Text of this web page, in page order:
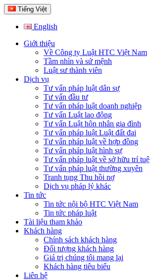
Tiếng Việt
English
Giới thiệu
Về Công ty Luật HTC Việt Nam
Tầm nhìn và sứ mệnh
Luật sư thành viên
Dịch vụ
Tư vấn pháp luật dân sự
Tư vấn đầu tư
Tư vấn pháp luật doanh nghiệp
Tư vấn Luật lao động
Tư vấn Luật hôn nhân gia đình
Tư vấn pháp luật Luật đất đai
Tư vấn pháp luật về hợp đồng
Tư vấn pháp luật hình sự
Tư vấn pháp luật về sở hữu trí tuệ
Tư vấn pháp luật thường xuyên
Tranh tụng Thu hồi nợ
Dịch vụ pháp lý khác
Tin tức
Tin tức nội bộ HTC Việt Nam
Tin tức pháp luật
Tài liệu tham khảo
Khách hàng
Chính sách khách hàng
Đối tượng khách hàng
Giá trị chúng tôi mang lại
Khách hàng tiêu biểu
Liên hệ